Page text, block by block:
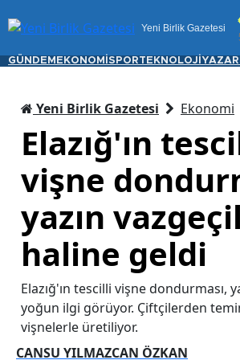
Yeni Birlik Gazetesi
GÜNDEM EKONOMİ SPORTEKNOLOJİ
Yeni Birlik Gazetesi Ekonomi
Elazığ'ın
vişne
yazın
haline geldi
Elazığ'ın tescilli vişne dondurması,
yoğun ilgi görüyor. Çiftçilerden
vişnelerle üretiliyor.
CANSU YILMAZCAN ÖZKAN